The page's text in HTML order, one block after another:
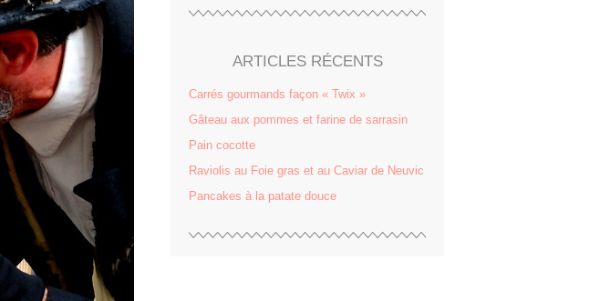
ARTICLES RÉCENTS
Carrés gourmands façon « Twix »
Gâteau aux pommes et farine de sarrasin
Pain cocotte
Raviolis au Foie gras et au Caviar de Neuvic
Pancakes à la patate douce